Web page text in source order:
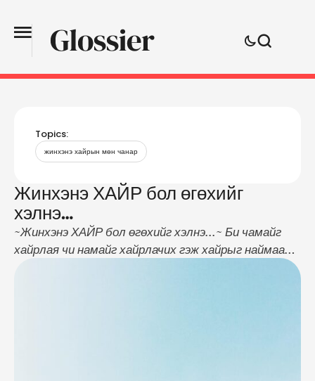
Topics:
жинхэнэ хайрын мөн чанар
Жинхэнэ ХАЙР бол өгөхийг
хэлнэ…
~Жинхэнэ ХАЙР бол өгөхийг хэлнэ...~ Би чамайг
хайрлая чи намайг хайрлачих гэж хайрыг наймаа
шиг ойлгоно. Би чамайг хайрласан ш дээ чи яагаад